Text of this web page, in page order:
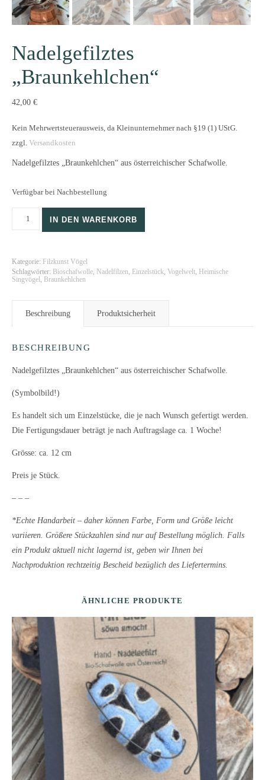
Nadelgefilztes
„Braunkehlchen“
42,00 €
Kein Mehrwertsteuerausweis, da Kleinunternehmer nach §19 (1) UStG.
zzgl. Versandkosten
Nadelgefilztes „Braunkehlchen“ aus österreichischer Schafwolle.
Verfügbar bei Nachbestellung
IN DEN WARENKORB
Kategorie: Filzkunst Vögel
Schlagwörter: Bioschafwolle Nadelfilzen Einzelstück Vogelwelt Heimische
Singvögel Braunkehlchen
Beschreibung Produktsicherheit
BESCHREIBUNG
Nadelgefilztes „Braunkehlchen“ aus österreichischer Schafwolle.
(Symbolbild!)
Es handelt sich um Einzelstücke, die je nach Wunsch gefertigt werden.
Die Fertigungsdauer beträgt je nach Auftragslage ca. 1 Woche!
Grösse: ca. 12 cm
Preis je Stück.
– – –
*Echte Handarbeit – daher können Farbe, Form und Größe leicht
variieren. Größere Stückzahlen sind nur auf Bestellung möglich. Falls
ein Produkt aktuell nicht lagernd ist, geben wir Ihnen bei
Nachproduktion rechtzeitig Bescheid bezüglich des Liefertermins.
ÄHNLICHE PRODUKTE